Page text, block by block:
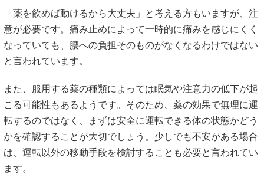
「薬を飲めば動けるから大丈夫」と考える方もいますが、注
意が必要です。痛み止めによって一時的に痛みを感じにくく
なっていても、腰への負担そのものがなくなるわけではない
と言われています。
また、服用する薬の種類によっては眠気や注意力の低下が起
こる可能性もあるようです。そのため、薬の効果で無理に運
転するのではなく、まずは安全に運転できる体の状態かどう
かを確認することが大切でしょう。少しでも不安がある場合
は、運転以外の移動手段を検討することも必要と言われてい
ます。